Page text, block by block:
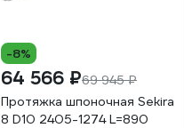
-8%
64 566 ₽69 945 ₽
Протяжка шпоночная Sekira
8 D10 2405-1274 L=890